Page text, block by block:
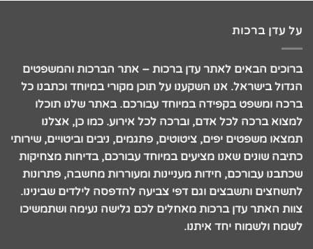
על עדן ברכות
ברוכים הבאים לאתר עדן ברכות – אתר הברכות והמשפטים
הגדול בישראל. אנו השקענו על תוכן מקורי במיוחד וכתבנו כל
ברכה ומשפט בקפידה במיוחד עבורכם. באתר שלנו תוכלו
למצוא ברכה לכל אדם, וברכה לכל אירוע. כמו כן, אצלנו
תמצאו משפטים יפים, ציטוטים, פתגמים, ניבים וביטויים, שירותי
כתיבה שונים שאנו מציעים במיוחד עבורכם, בדיחות מצחיקות
שכתבנו עבורכם, חידות מעניינות ומעוררות מחשבה, פתרונות
לתשחצים ותשבצים וגם דפי צביעה להדפסה לילדים שבינינו.
צוות האתר עדן ברכות מאחלים לכם גלישה נעימה ושתמשיכו
לשמח ולשמוח יחד איתנו.